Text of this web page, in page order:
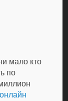
мало кто
по
онлайн